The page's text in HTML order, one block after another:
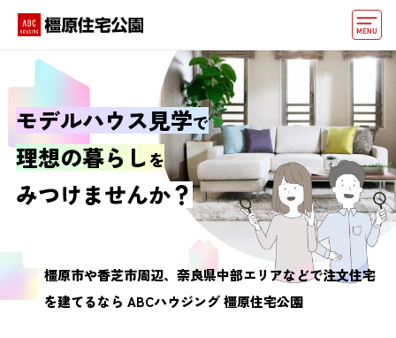
モデルハウス
おうちカウンター
動画でモデルハウス見学
イベント情報・プレゼント
住まいづくりお役立ち情報
モデルハウス見学で
理想の暮らしを
みつけませんか？
橿原市や香芝市周辺、奈良県中部エリアなどで注文住宅
を建てるなら ABCハウジング 橿原住宅公園